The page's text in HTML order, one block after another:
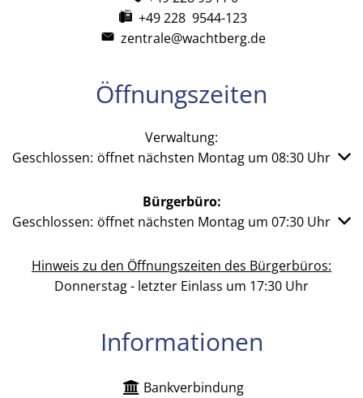
+49 228 9544-123
zentrale@wachtberg.de
Öffnungszeiten
Verwaltung:
Klicken, um weitere Öffnungs- oder Schließzeiten
Geschlossen: öffnet nächsten Montag um 08:30 Uhr
Bürgerbüro:
Klicken, um weitere Öffnungs- oder Schließzeiten
Geschlossen: öffnet nächsten Montag um 07:30 Uhr
Hinweis zu den Öffnungszeiten des Bürgerbüros:
Donnerstag - letzter Einlass um 17:30 Uhr
Informationen
Bankverbindung